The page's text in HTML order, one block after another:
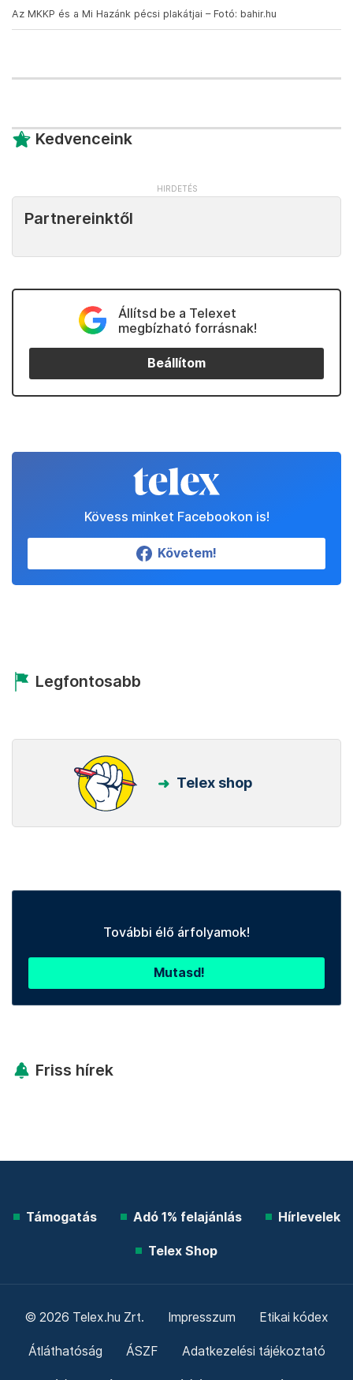
Az MKKP és a Mi Hazánk pécsi plakátjai – Fotó: bahir.hu
Kedvenceink
Partnereinktől
Állítsd be a Telexet
megbízható forrásnak!
Beállítom
Kövess minket Facebookon is!
Követem!
Legfontosabb
Telex shop
További élő árfolyamok!
Mutasd!
Friss hírek
Támogatás Adó 1% felajánlás Hírlevelek
Telex Shop
© 2026 Telex.hu Zrt. Impresszum Etikai kódex
Átláthatóság ÁSZF Adatkezelési tájékoztató